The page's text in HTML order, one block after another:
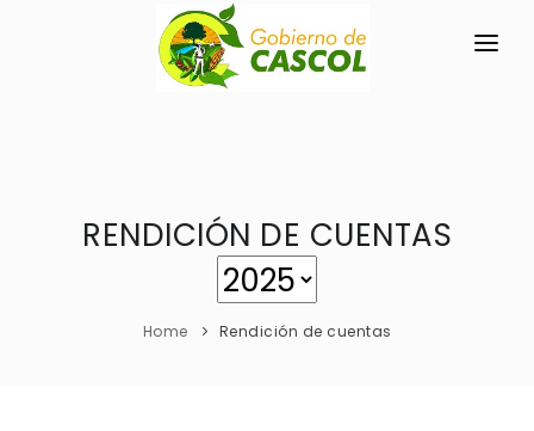
RESEÑA HISTÓRICA
GESTIÓN Y PRESUPUESTO
RENDICIÓN DE CUENTAS
Home Rendición de cuentas